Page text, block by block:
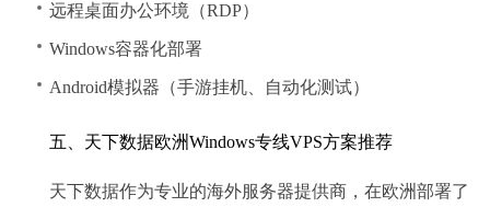
远程桌面办公环境（RDP）
Windows容器化部署
Android模拟器（手游挂机、自动化测试）
五、天下数据欧洲Windows专线VPS方案推荐
天下数据作为专业的海外服务器提供商，在欧洲部署了